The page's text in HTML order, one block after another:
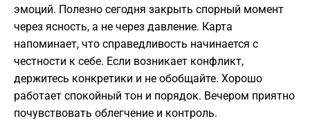
эмоций. Полезно сегодня закрыть спорный момент
через ясность, а не через давление. Карта
напоминает, что справедливость начинается с
честности к себе. Если возникает конфликт,
держитесь конкретики и не обобщайте. Хорошо
работает спокойный тон и порядок. Вечером приятно
почувствовать облегчение и контроль.